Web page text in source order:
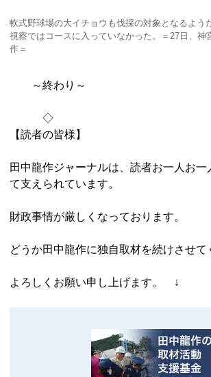
軟式野球場の大イチョウも伐採の対象となるよう
視察ではコースに入っていなかった。＝27日、
作＝
～終わり～
◇
【読者の皆様】
田中龍作ジャーナルは、読者お一人お一
て支えられています。
財政事情が厳しくなっております。
どうか田中龍作に独自取材を続けさせて
よろしくお願い申し上げます。 ↓